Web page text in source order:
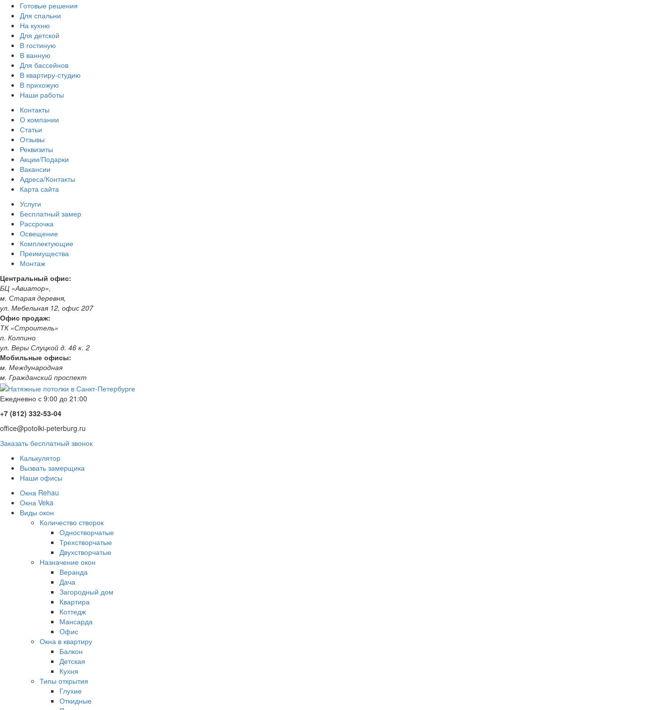
Готовые решения
Для спальни
На кухню
Для детской
В гостиную
В ванную
Для бассейнов
В квартиру-студию
В прихожую
Наши работы
Контакты
О компании
Статьи
Отзывы
Реквизиты
Акции/Подарки
Вакансии
Адреса/Контакты
Карта сайта
Услуги
Бесплатный замер
Рассрочка
Освещение
Комплектующие
Преимущества
Монтаж
Центральный офис:
БЦ «Авиатор»,
м. Старая деревня,
ул. Мебельная 12, офис 207
Офис продаж:
ТК «Строитель»
п. Колпино
ул. Веры Слуцкой д. 46 к. 2
Мобильные офисы:
м. Международная
м. Гражданский проспект
Ежедневно с 9:00 до 21:00
+7 (812) 332-53-04
office@potolki-peterburg.ru
Заказать бесплатный звонок
Калькулятор
Вызвать замерщика
Наши офисы
Окна Rehau
Окна Veka
Виды окон
Количество створок
Одностворчатые
Трехстворчатые
Двухстворчатые
Назначение окон
Веранда
Дача
Загородный дом
Квартира
Коттедж
Мансарда
Офис
Окна в квартиру
Балкон
Детская
Кухня
Типы открытия
Глухие
Откидные